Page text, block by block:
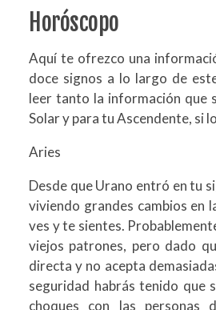
Horóscopo
Aquí te ofrezco una
doce signos a lo largo de
leer tanto la información que
Solar y para tu Ascendente, si
Aries
Desde que Urano entró en tu
viviendo grandes cambios en
ves y te sientes.
viejos patrones, pero dado
directa y no acepta
seguridad habrás tenido que
choques con las personas